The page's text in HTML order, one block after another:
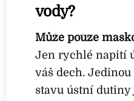
vody?
Může pouze
Jen rychlé napití
váš dech.
stavu ústní dutiny